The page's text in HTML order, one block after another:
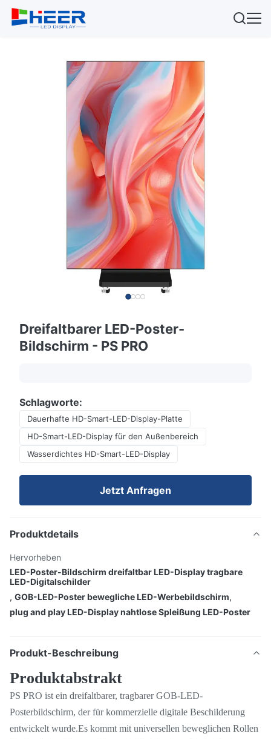
Dreifaltbarer LED-Poster-
Bildschirm - PS PRO
Schlagworte:
Dauerhafte HD-Smart-LED-Display-Platte
HD-Smart-LED-Display für den Außenbereich
Wasserdichtes HD-Smart-LED-Display
Jetzt Anfragen
Produktdetails
Hervorheben
LED-Poster-Bildschirm dreifaltbar LED-Display tragbare
LED-Digitalschilder
, GOB-LED-Poster bewegliche LED-Werbebildschirm,
plug and play LED-Display nahtlose Spleißung LED-Poster
Produkt-Beschreibung
Produktabstrakt
PS PRO ist ein dreifaltbarer, tragbarer GOB-LED-
Posterbildschirm, der für kommerzielle digitale Beschilderung
entwickelt wurde.Es kommt mit universellen beweglichen Rollen